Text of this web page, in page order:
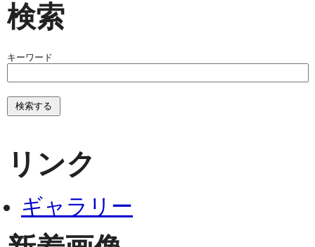
検索
キーワード
リンク
ギャラリー